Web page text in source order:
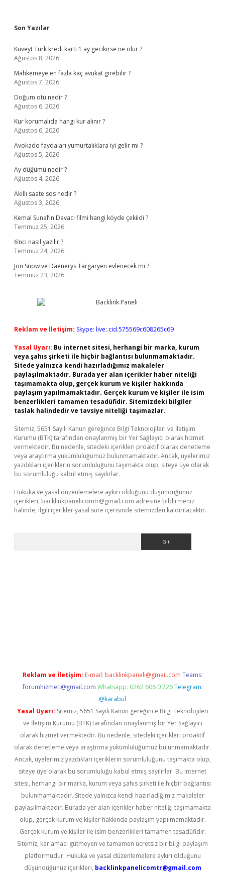
Sidebar
Son Yazılar
Kuveyt Türk kredi kartı 1 ay gecikirse ne olur ?
Ağustos 8, 2026
Mahkemeye en fazla kaç avukat girebilir ?
Ağustos 7, 2026
Doğum otu nedir ?
Ağustos 6, 2026
Kur korumalıda hangi kur alınır ?
Ağustos 6, 2026
Avokado faydaları yumurtalıklara iyi gelir mi ?
Ağustos 5, 2026
Ay düğümü nedir ?
Ağustos 4, 2026
Akıllı saate sos nedir ?
Ağustos 3, 2026
Kemal Sunal’ın Davacı filmi hangi köyde çekildi ?
Temmuz 25, 2026
6’ncı nasıl yazılır ?
Temmuz 24, 2026
Jon Snow ve Daenerys Targaryen evlenecek mi ?
Temmuz 23, 2026
Reklam ve İletişim: Skype: live:.cid.575569c608265c69
Yasal Uyarı: Bu internet sitesi, herhangi bir marka, kurum
veya şahıs şirketi ile hiçbir bağlantısı bulunmamaktadır.
Sitede yalnızca kendi hazırladığımız makaleler
paylaşılmaktadır. Burada yer alan içerikler haber niteliği
taşımamakta olup, gerçek kurum ve kişiler hakkında
paylaşım yapılmamaktadır. Gerçek kurum ve kişiler ile isim
benzerlikleri tamamen tesadüfidir. Sitemizdeki bilgiler
taslak halindedir ve tavsiye niteliği taşımazlar.
Sitemiz, 5651 Sayılı Kanun gereğince Bilgi Teknolojileri ve İletişim
Kurumu (BTK) tarafından onaylanmış bir Yer Sağlayıcı olarak hizmet
vermektedir. Bu nedenle, sitedeki içerikleri proaktif olarak denetleme
veya araştırma yükümlülüğümüz bulunmamaktadır. Ancak, üyelerimiz
yazdıkları içeriklerin sorumluluğunu taşımakta olup, siteye üye olarak
bu sorumluluğu kabul etmiş sayılırlar.
Hukuka ve yasal düzenlemelere aykırı olduğunu düşündüğünüz
içerikleri, backlinkpanelicomtr@gmail.com adresine bildirmeniz
halinde, ilgili içerikler yasal süre içerisinde sitemizden kaldırılacaktır.
Reklam ve İletişim: E-mail: backlinkpaneli@gmail.com Teams:
forumhizmeti@gmail.com Whatsapp: 0262 606 0 726 Telegram:
@karabul
Yasal Uyarı: Sitemiz, 5651 Sayılı Kanun gereğince Bilgi Teknolojileri
ve İletişim Kurumu (BTK) tarafından onaylanmış bir Yer Sağlayıcı
olarak hizmet vermektedir. Bu nedenle, sitedeki içerikleri proaktif
olarak denetleme veya araştırma yükümlülüğümüz bulunmamaktadır.
Ancak, üyelerimiz yazdıkları içeriklerin sorumluluğunu taşımakta olup,
siteye üye olarak bu sorumluluğu kabul etmiş sayılırlar. Bu internet
sitesi, herhangi bir marka, kurum veya şahıs şirketi ile hiçbir bağlantısı
bulunmamaktadır. Sitede yalnızca kendi hazırladığımız makaleler
paylaşılmaktadır. Burada yer alan içerikler haber niteliği taşımamakta
olup, gerçek kurum ve kişiler hakkında paylaşım yapılmamaktadır.
Gerçek kurum ve kişiler ile isim benzerlikleri tamamen tesadüfidir.
Sitemiz, kar amacı gütmeyen ve tamamen ücretsiz bir bilgi paylaşım
platformudur. Hukuka ve yasal düzenlemelere aykırı olduğunu
düşündüğünüz içerikleri, backlinkpanelicomtr@gmail.com